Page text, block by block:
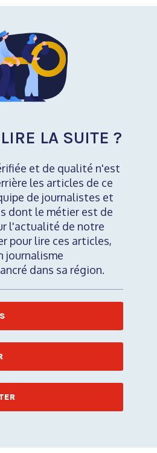
LA SUITE ?
et de qualité n'est
les articles de ce
de journalistes et
dont le métier est de
l'actualité de notre
pour lire ces articles,
journalisme
dans sa région.